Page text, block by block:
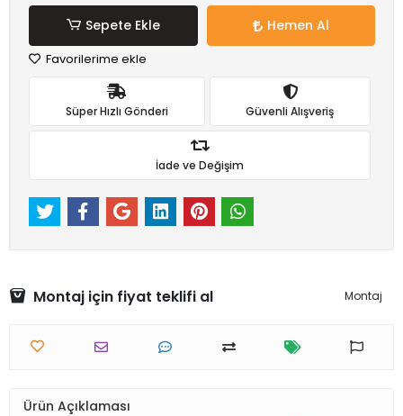
Sepete Ekle Hemen Al
Favorilerime ekle
Süper Hızlı Gönderi Güvenli Alışveriş
İade ve Değişim
Montaj için fiyat teklifi al Montaj
Ürün Açıklaması